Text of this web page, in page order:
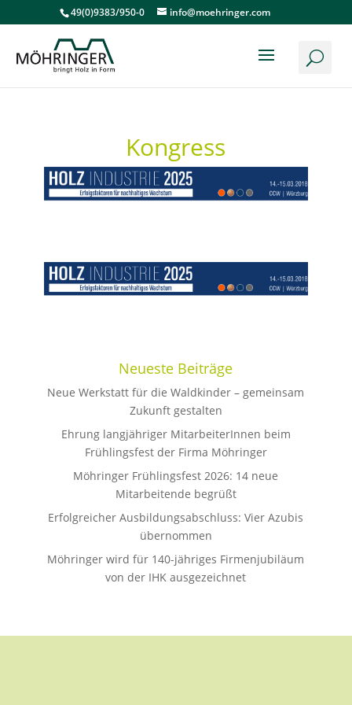
49(0)9383/950-0 info@moehringer.com
Kongress
Neueste Beiträge
Neue Werkstatt für die Waldkinder – gemeinsam
Zukunft gestalten
Ehrung langjähriger MitarbeiterInnen beim
Frühlingsfest der Firma Möhringer
Möhringer Frühlingsfest 2026: 14 neue
Mitarbeitende begrüßt
Erfolgreicher Ausbildungsabschluss: Vier Azubis
übernommen
Möhringer wird für 140-jähriges Firmenjubiläum
von der IHK ausgezeichnet